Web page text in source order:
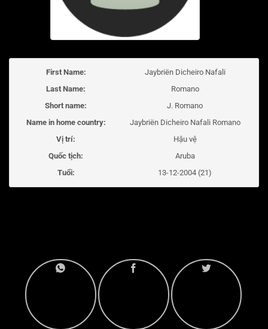
First Name:
Jaybriën Dicheiro Nafali
Last Name:
Romano
Short name:
J. Romano
Name in home country:
Jaybriën Dicheiro Nafali Romano
Vị trí:
Hậu vệ
Quốc tịch:
Aruba
Tuổi:
13-12-2004 (21)